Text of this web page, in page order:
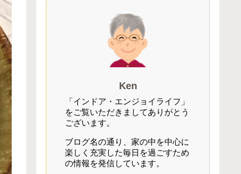
Ken
「インドア・エンジョイライフ」
をご覧いただきましてありがとう
ございます。
ブログ名の通り、家の中を中心に
楽しく充実した毎日を過ごすため
の情報を発信しています。